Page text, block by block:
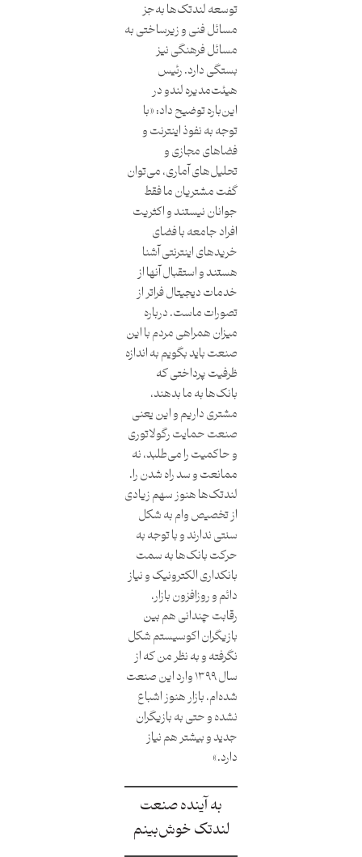
توسعه لندتک‌ها به‌جز
مسائل فنی و زیرساختی به
مسائل فرهنگی نیز
بستگی دارد. رئیس
هیئت‌مدیره لندو در
این‌باره توضیح داد: «با
توجه به نفوذ اینترنت و
فضاهای مجازی و
تحلیل‌های آماری، می‌توان
گفت مشتریان ما فقط
جوانان نیستند و اکثریت
افراد جامعه با فضای
خریدهای اینترنتی آشنا
هستند و استقبال آنها از
خدمات دیجیتال فراتر از
تصورات ماست. درباره
میزان همراهی مردم با این
صنعت باید بگویم به اندازه
ظرفیت پرداختی که
بانک‌ها به ما بدهند،
مشتری داریم و این یعنی
صنعت حمایت رگولاتوری
و حاکمیت را می‌طلبد، نه
ممانعت و سد راه شدن را.
لندتک‌ها هنوز سهم زیادی
از تخصیص وام به‌ شکل
سنتی ندارند و با توجه به
حرکت بانک‌ها به سمت
بانکداری الکترونیک و نیاز
دائم و روزافزون بازار،
رقابت چندانی هم بین
بازیگران اکوسیستم شکل
نگرفته و به نظر من که از
سال ۱۳۹۹ وارد این صنعت
شده‌ام، بازار هنوز اشباع
نشده و حتی به بازیگران
جدید و بیشتر هم نیاز
دارد.»
به آینده صنعت
لندتک خوش‌بینم